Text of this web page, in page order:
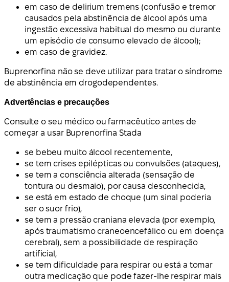
em caso de delirium tremens (confusão e tremor
causados pela abstinência de álcool após uma
ingestão excessiva habitual do mesmo ou durante
um episódio de consumo elevado de álcool);
em caso de gravidez.
Buprenorfina não se deve utilizar para tratar o síndrome
de abstinência em drogodependentes.
Advertências e precauções
Consulte o seu médico ou farmacêutico antes de
começar a usar Buprenorfina Stada
se bebeu muito álcool recentemente,
se tem crises epilépticas ou convulsões (ataques),
se tem a consciência alterada (sensação de
tontura ou desmaio), por causa desconhecida,
se está em estado de choque (um sinal poderia
ser o suor frio),
se tem a pressão craniana elevada (por exemplo,
após traumatismo craneoencefálico ou em doença
cerebral), sem a possibilidade de respiração
artificial,
se tem dificuldade para respirar ou está a tomar
outra medicação que pode fazer-lhe respirar mais